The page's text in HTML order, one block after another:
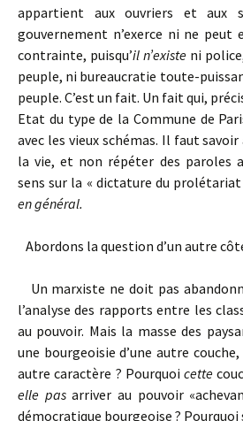
appartient aux ouvriers et aux
gouvernement n’exerce ni ne peut
contrainte, puisqu’il n’existe ni
peuple, ni bureaucratie toute-
peuple. C’est un fait. Un fait qui,
Etat du type de la Commune de
avec les vieux schémas. Il faut
la vie, et non répéter des paroles
sens sur la « dictature du
en général.
Abordons la question d’un autre
Un marxiste ne doit pas
l’analyse des rapports entre les
au pouvoir. Mais la masse des
une bourgeoisie d’une autre couche,
autre caractère ? Pourquoi cette
elle pasarriver au pouvoir
démocratique bourgeoise ?